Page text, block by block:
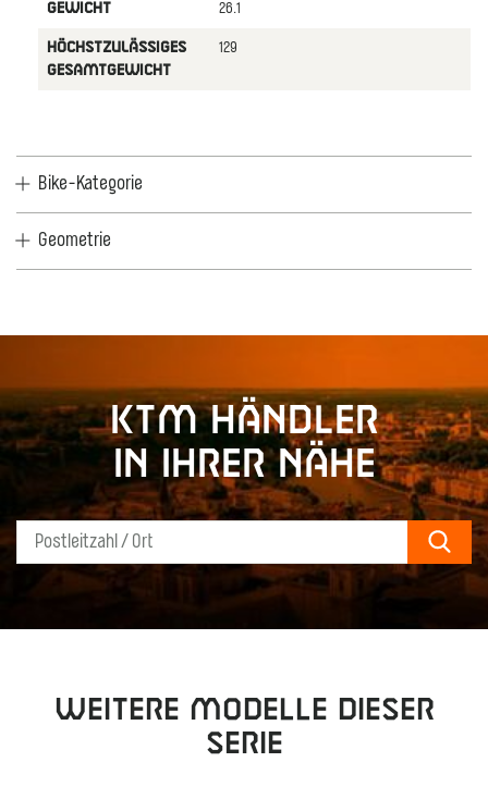
GEWICHT 26.1
HöCHSTZULäSSIGES
GESAMTGEWICHT
129
Bike-Kategorie
Geometrie
KTM Händler
in Ihrer Nähe
Weitere Modelle dieser
Serie